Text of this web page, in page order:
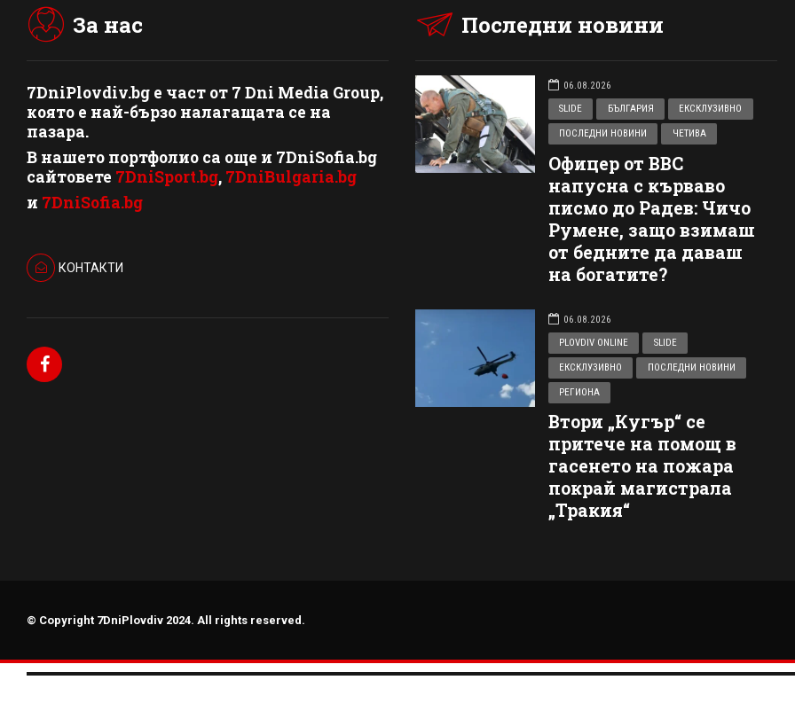
За нас
7DniPlovdiv.bg e част от 7 Dni Media Group,
която е най-бързо налагащата се на
пазара.
В нашето портфолио са още и 7DniSofia.bg
сайтовете 7DniSport.bg, 7DniBulgaria.bg
и 7DniSofia.bg
КОНТАКТИ
Последни новини
06.08.2026
SLIDE
БЪЛГАРИЯ ЕКСКЛУЗИВНО
ПОСЛЕДНИ НОВИНИ ЧЕТИВА
Офицер от ВВС
напусна с кърваво
писмо до Радев: Чичо
Румене, защо взимаш
от бедните да даваш
на богатите?
06.08.2026
PLOVDIV ONLINE
SLIDE
ЕКСКЛУЗИВНО ПОСЛЕДНИ НОВИНИ
РЕГИОНА
Втори „Кугър“ се
притече на помощ в
гасенето на пожара
покрай магистрала
„Тракия“
© Copyright 7DniPlovdiv 2024. All rights reserved.